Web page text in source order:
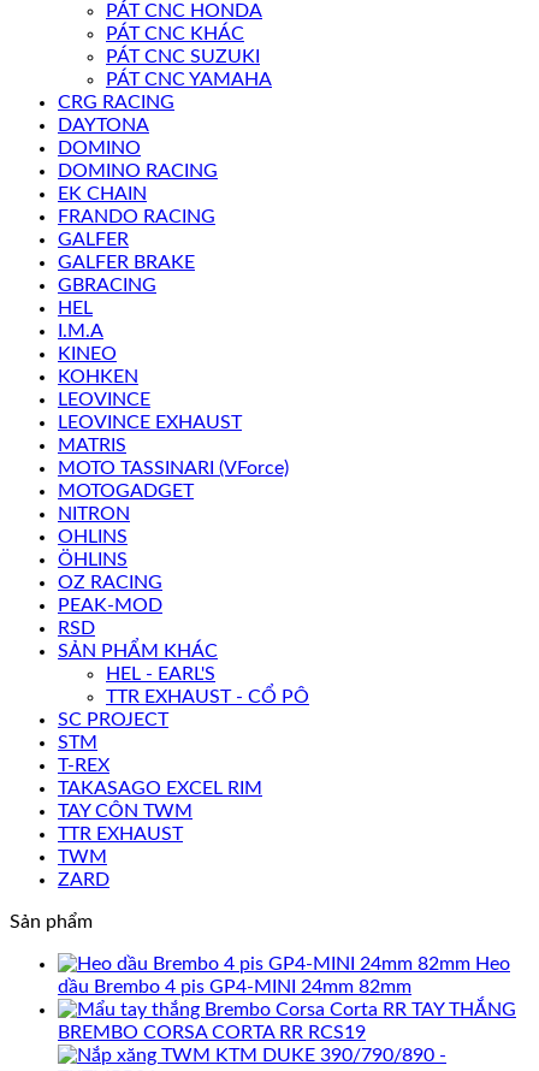
PÁT CNC HONDA
PÁT CNC KHÁC
PÁT CNC SUZUKI
PÁT CNC YAMAHA
CRG RACING
DAYTONA
DOMINO
DOMINO RACING
EK CHAIN
FRANDO RACING
GALFER
GALFER BRAKE
GBRACING
HEL
I.M.A
KINEO
KOHKEN
LEOVINCE
LEOVINCE EXHAUST
MATRIS
MOTO TASSINARI (VForce)
MOTOGADGET
NITRON
OHLINS
ÖHLINS
OZ RACING
PEAK-MOD
RSD
SẢN PHẨM KHÁC
HEL - EARL'S
TTR EXHAUST - CỔ PÔ
SC PROJECT
STM
T-REX
TAKASAGO EXCEL RIM
TAY CÔN TWM
TTR EXHAUST
TWM
ZARD
Sản phẩm
Heo
dầu Brembo 4 pis GP4-MINI 24mm 82mm
TAY THẮNG
BREMBO CORSA CORTA RR RCS19